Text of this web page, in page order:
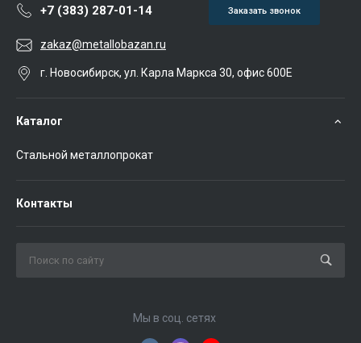
+7 (383) 287-01-14 Заказать звонок
zakaz@metallobazan.ru
г. Новосибирск, ул. Карла Маркса 30, офис 600Е
Каталог
Стальной металлопрокат
Контакты
Мы в соц. сетях